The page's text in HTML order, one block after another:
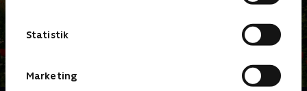
Statistik
Marketing